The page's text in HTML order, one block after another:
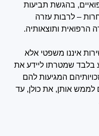
בהגשת תביעות
– לרבות עזרה
הרפואית ותוצאותיה.
איננו משפטי אלא
בלבד שמטרתו ליידע את
המגיעות להם
לממש אותן, את כולן, עד